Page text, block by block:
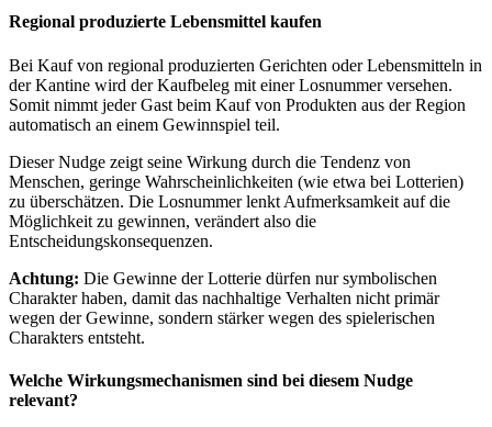
Regional produzierte Lebensmittel kaufen
Bei Kauf von regional produzierten Gerichten oder Lebensmitteln in
der Kantine wird der Kaufbeleg mit einer Losnummer versehen.
Somit nimmt jeder Gast beim Kauf von Produkten aus der Region
automatisch an einem Gewinnspiel teil.
Dieser Nudge zeigt seine Wirkung durch die Tendenz von
Menschen, geringe Wahrscheinlichkeiten (wie etwa bei Lotterien)
zu überschätzen. Die Losnummer lenkt Aufmerksamkeit auf die
Möglichkeit zu gewinnen, verändert also die
Entscheidungskonsequenzen.
Achtung: Die Gewinne der Lotterie dürfen nur symbolischen
Charakter haben, damit das nachhaltige Verhalten nicht primär
wegen der Gewinne, sondern stärker wegen des spielerischen
Charakters entsteht.
Welche Wirkungsmechanismen sind bei diesem Nudge
relevant?